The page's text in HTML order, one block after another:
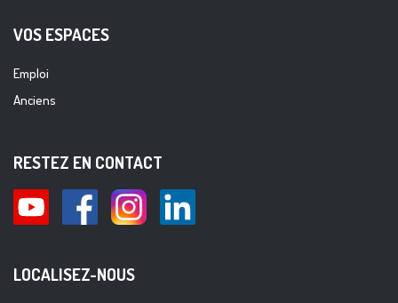
VOS ESPACES
Emploi
Anciens
RESTEZ EN CONTACT
LOCALISEZ-NOUS